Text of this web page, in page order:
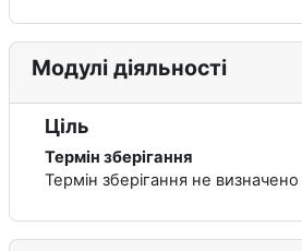
Модулі діяльності
Ціль
Термін зберігання
Термін зберігання не визначено